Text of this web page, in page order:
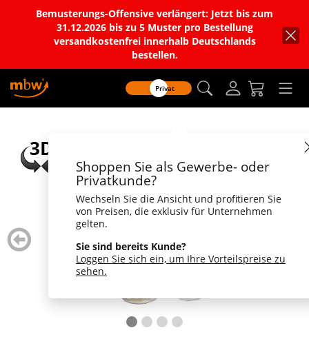
Bemusterungs-Offensive verlängert: Jetzt bis zum
31.12.2026 bis zu 5 Muster pro Bestellung
versandkostenfrei innerhalb Deutschlands
bestellen.
Privat
Shoppen Sie als Gewerbe- oder
Privatkunde?
Wechseln Sie die Ansicht und profitieren Sie
von Preisen, die exklusiv für Unternehmen
gelten.
Sie sind bereits Kunde?
Loggen Sie sich ein, um Ihre Vorteilspreise zu
sehen.
zurück
blättern